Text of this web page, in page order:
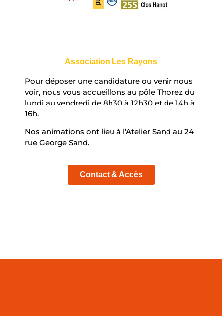
Association Les Rayons
Pour déposer une candidature ou venir nous
voir, nous vous accueillons au pôle Thorez du
lundi au vendredi de 8h30 à 12h30 et de 14h à
16h.
Nos animations ont lieu à l’Atelier Sand au 24
rue George Sand.
Contact & Accès